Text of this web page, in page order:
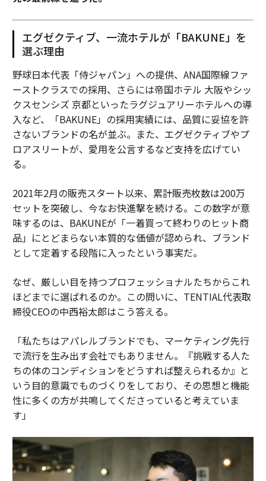
エグゼクティブ、一流ホテルが「BAKUNE」を
選ぶ理由
野球日本代表「侍ジャパン」への提供、ANA国際線ファ
ーストクラスでの採用、さらには帝国ホテル 大阪やシッ
クスセンシズ 京都といったラグジュアリーホテルへの導
入など、「BAKUNE」の採用実績には、品質に妥協を許
さないブランドの名が並ぶ。また、エグゼクティブやプ
ロアスリートが、愛用を公言するなど支持を広げてい
る。
2021年2月の販売スタート以来、累計販売枚数は200万
セットを突破し、今なお快進撃を続ける。この数字が意
味するのは、BAKUNEが「一着買って終わりのヒット商
品」にとどまらない本質的な価値が認められ、ブランド
として定着する段階に入ったという事実だ。
なぜ、厳しい目を持つプロフェッショナルたちからこれ
ほどまでに選ばれるのか。この問いに、TENTIAL代表取
締役CEOの中西裕太郎はこう答える。
「私たちはアパレルブランドでも、マーケティング先行
で流行を生み出す会社でもありません。『挑戦する人た
ちの体のコンディションをどうすれば整えられるか』と
いう目的意識でものづくりをしており、その思想と機能
性に多くの方が共鳴してくださっていると考えていま
す」